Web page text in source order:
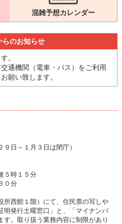
混雑予想カレンダー
らのお知らせ
。
通機関（電車・バス）をご利用
願い致します。
９日～１月３日は閉庁）
５時１５分
０分
西館１階）にて、住民票の写しや
明発行土曜窓口」と、「マイナンバ
す。取り扱う業務内容に制限があり